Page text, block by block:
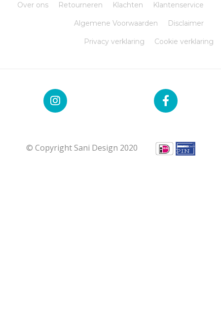
Over ons Retourneren Klachten Klantenservice
Algemene Voorwaarden Disclaimer
Privacy verklaring Cookie verklaring
© Copyright Sani Design 2020